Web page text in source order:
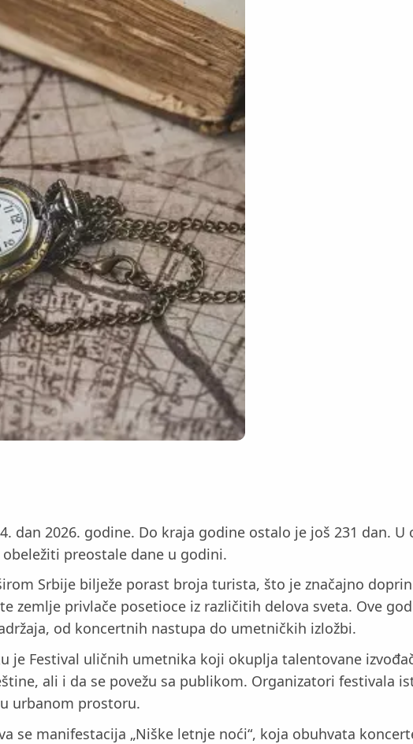
dan 2026. godine. Do kraja godine ostalo je još 231 dan.
preostale dane u godini.
Srbije bilježe porast broja turista, što je značajno
zemlje privlače posetioce iz različitih delova sveta. Ove
od koncertnih nastupa do umetničkih izložbi.
je Festival uličnih umetnika koji okuplja talentovane
ali i da se povežu sa publikom. Organizatori festivala
urbanom prostoru.
se manifestacija „Niške letnje noći“, koja obuhvata